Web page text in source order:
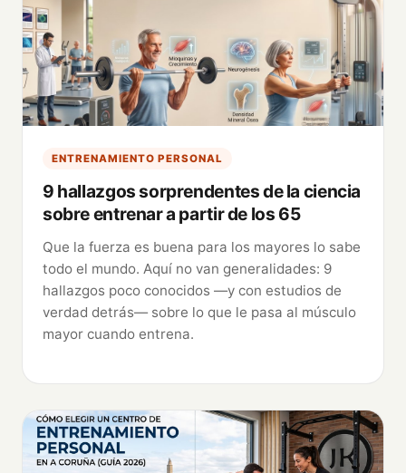
ENTRENAMIENTO PERSONAL
9 hallazgos sorprendentes de la ciencia
sobre entrenar a partir de los 65
Que la fuerza es buena para los mayores lo sabe
todo el mundo. Aquí no van generalidades: 9
hallazgos poco conocidos —y con estudios de
verdad detrás— sobre lo que le pasa al músculo
mayor cuando entrena.